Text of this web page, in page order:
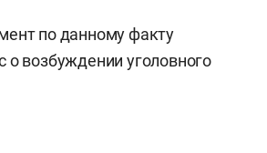
по данному факту
о возбуждении уголовного